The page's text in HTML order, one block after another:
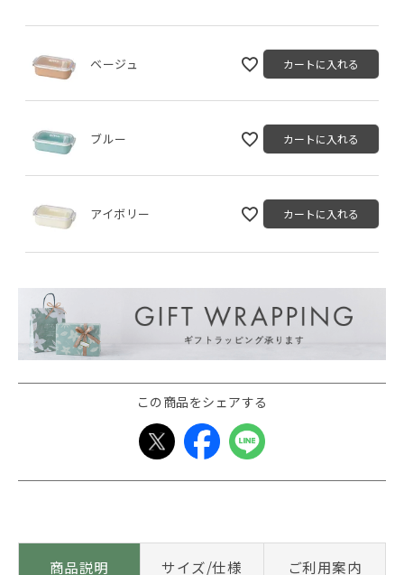
ベージュ カートに入れる
ブルー カートに入れる
アイボリー カートに入れる
この商品をシェアする
商品説明 サイズ/仕様 ご利用案内